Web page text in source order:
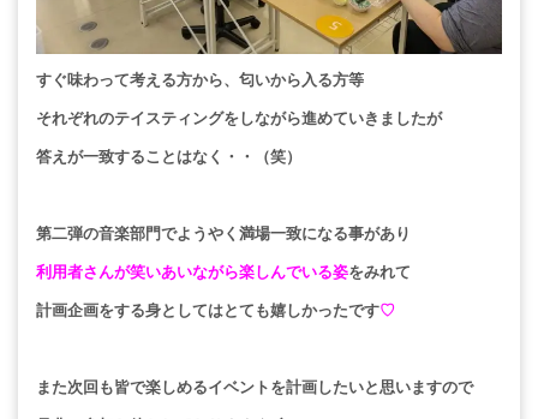
すぐ味わって考える方から、匂いから入る方等
それぞれのテイスティングをしながら進めていきましたが
答えが一致することはなく・・（笑）
第二弾の音楽部門でようやく満場一致になる事があり
利用者さんが笑いあいながら楽しんでいる姿をみれて
計画企画をする身としてはとても嬉しかったです♡
また次回も皆で楽しめるイベントを計画したいと思いますので